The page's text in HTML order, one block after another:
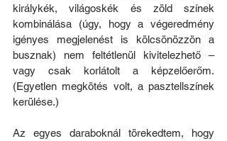
királykék, világoskék és zöld színek
kombinálása (úgy, hogy a végeredmény
igényes megjelenést is kölcsönözzön a
busznak) nem feltétlenül kivitelezhető –
vagy csak korlátolt a képzelőerőm.
(Egyetlen megkötés volt, a pasztellszínek
kerülése.)
Az egyes daraboknál törekedtem, hogy